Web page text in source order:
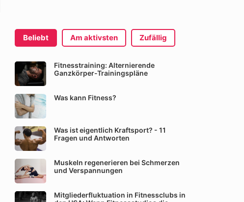
Beliebt Am aktivsten Zufällig
Fitnesstraining: Alternierende
Ganzkörper-Trainingspläne
Was kann Fitness?
Was ist eigentlich Kraftsport? - 11
Fragen und Antworten
Muskeln regenerieren bei Schmerzen
und Verspannungen
Mitgliederfluktuation in Fitnessclubs in